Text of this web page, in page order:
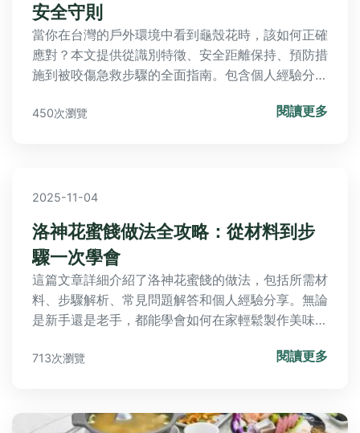
安全守則
當你在台灣的戶外環境中看到龜殼花時，該如何正確
應對？本文提供從識別特徵、安全距離保持、預防措
施到被咬傷急救步驟的全面指南。包含個人經驗分
或日常活動中避免危險，確保安全。內容基於專業知
450次瀏覽 閱讀更多
2025-11-04
洛神花蜜餞做法全攻略：從材料到步
驟一次學會
這篇文章詳細介紹了洛神花蜜餞的做法，包括所需材
料、步驟解析、常見問題解答和個人經驗分享。無論
是新手還是老手，都能學會如何在家輕鬆製作美味的
713次瀏覽 閱讀更多